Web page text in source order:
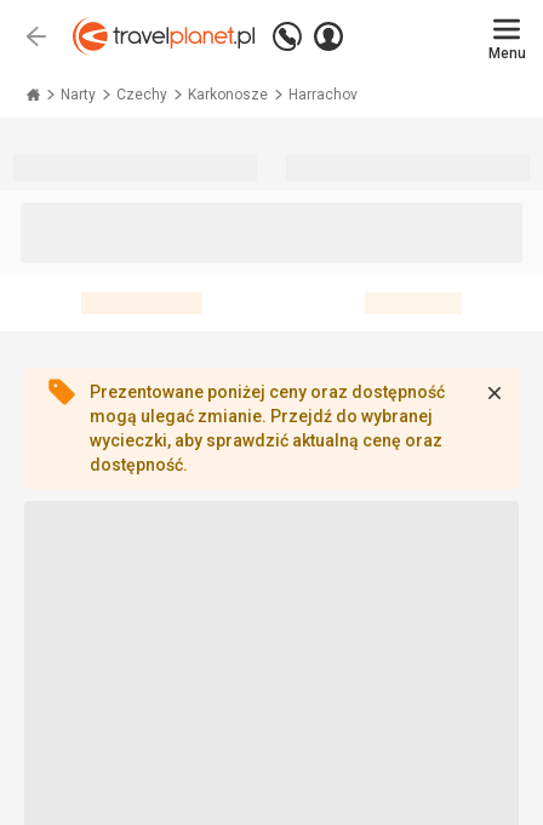
Wstecz
Zadzwoń
+48 71 771 76 55
Zaloguj
Menu
Narty Czechy Karkonosze Harrachov
Prezentowane poniżej ceny oraz dostępność
mogą ulegać zmianie. Przejdź do wybranej
wycieczki, aby sprawdzić aktualną cenę oraz
dostępność.